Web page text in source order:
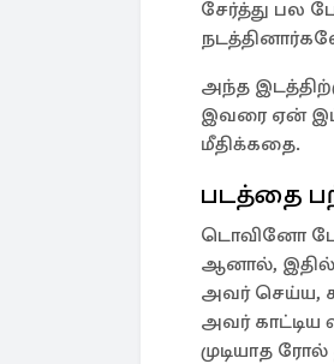
சேர்த்து பல
அந்த
இவரை ஏன்
மீதிக்கதை.
படத்தை
டொவினோ
ஆனால், இதில்
அவர் செய்ய,
அவர்
முடியாத